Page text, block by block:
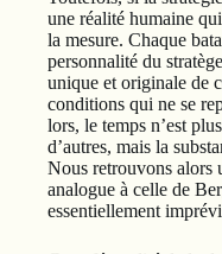
une réalité humaine
la mesure. Chaque
personnalité du
unique et originale de
conditions qui ne se
lors, le temps n’est
d’autres, mais la
Nous retrouvons alors
analogue à celle de
essentiellement